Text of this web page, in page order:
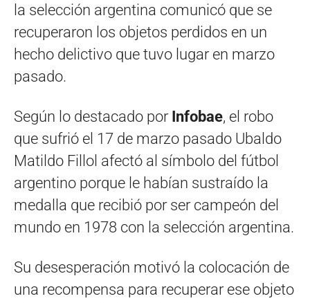
la selección argentina comunicó que se
recuperaron los objetos perdidos en un
hecho delictivo que tuvo lugar en marzo
pasado.
Según lo destacado por Infobae, el robo
que sufrió el 17 de marzo pasado Ubaldo
Matildo Fillol afectó al símbolo del fútbol
argentino porque le habían sustraído la
medalla que recibió por ser campeón del
mundo en 1978 con la selección argentina.
Su desesperación motivó la colocación de
una recompensa para recuperar ese objeto